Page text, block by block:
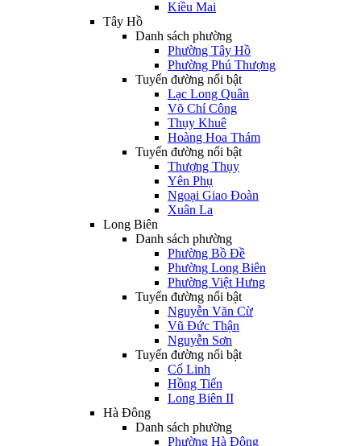
Kiều Mai
Tây Hồ
Danh sách phường
Phường Tây Hồ
Phường Phú Thượng
Tuyến đường nổi bật
Lạc Long Quân
Võ Chí Công
Thụy Khuê
Hoàng Hoa Thám
Tuyến đường nổi bật
Thượng Thụy
Yên Phụ
Ngoại Giao Đoàn
Xuân La
Long Biên
Danh sách phường
Phường Bồ Đề
Phường Long Biên
Phường Việt Hưng
Tuyến đường nổi bật
Nguyễn Văn Cừ
Vũ Đức Thận
Nguyễn Sơn
Tuyến đường nổi bật
Cổ Linh
Hồng Tiến
Long Biên II
Hà Đông
Danh sách phường
Phường Hà Đông